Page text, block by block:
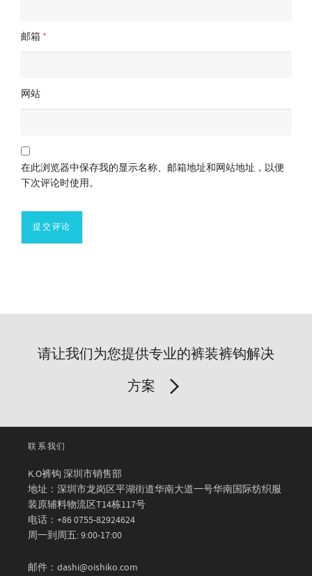
邮箱 *
网站
在此浏览器中保存我的显示名称、邮箱地址和网站地址，以便
下次评论时使用。
请让我们为您提供专业的裤装裤钩解决
方案
联系我们
K.O裤钩 深圳市销售部
地址：深圳市龙岗区平湖街道华南大道一号华南国际纺织服
装原辅料物流区T14栋117号
电话：+86 0755-82924624
周一到周五: 9:00-17:00
邮件：dashi@oishiko.com